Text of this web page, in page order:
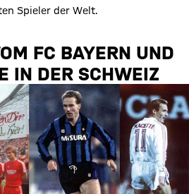
Spieler der Welt.
FC BAYERN UND
IN DER SCHWEIZ